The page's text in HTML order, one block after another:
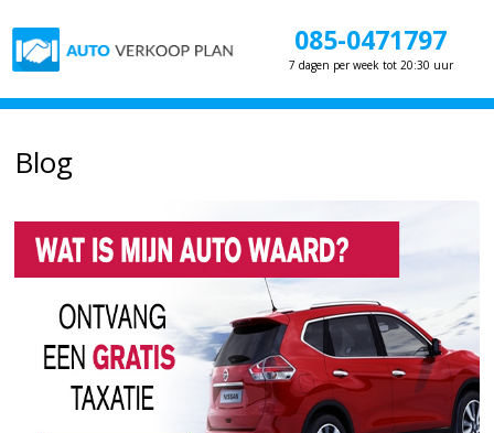
085-0471797
7 dagen per week tot 20:30 uur
Blog